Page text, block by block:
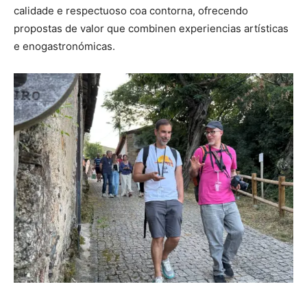
calidade e respectuoso coa contorna, ofrecendo
propostas de valor que combinen experiencias artísticas
e enogastronómicas.